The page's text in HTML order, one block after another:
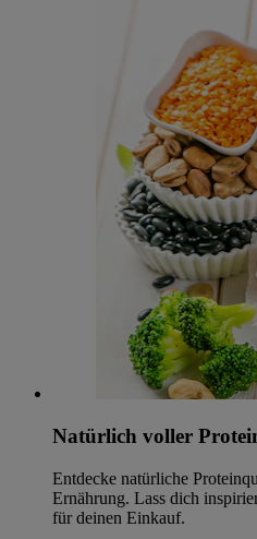
Natürlich voller
Entdecke natürliche
Ernährung. Lass dich
für deinen Einkauf.